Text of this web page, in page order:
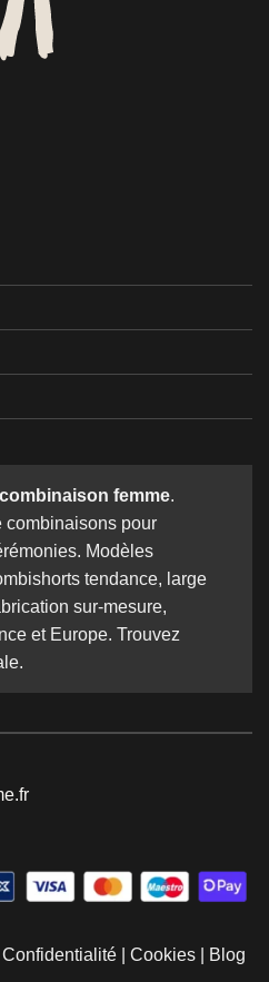
combinaison femme.
combinaisons pour
Modèles
tendance, large
sur-mesure,
et Europe. Trouvez
Confidentialité Cookies Blog